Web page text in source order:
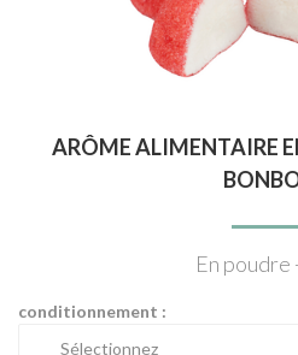
ARÔME ALIMENTAIRE
En poudre
conditionnement :